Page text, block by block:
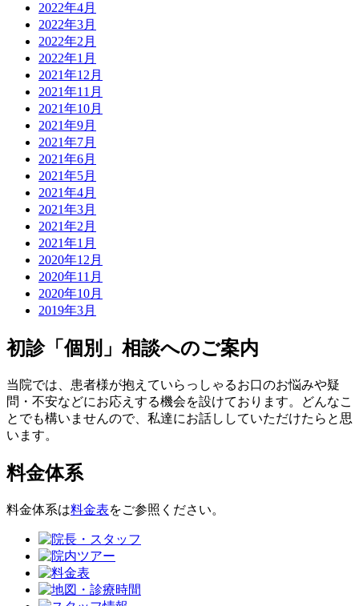
2022年4月
2022年3月
2022年2月
2022年1月
2021年12月
2021年11月
2021年10月
2021年9月
2021年7月
2021年6月
2021年5月
2021年4月
2021年3月
2021年2月
2021年1月
2020年12月
2020年11月
2020年10月
2019年3月
初診「個別」相談へのご案内
当院では、患者様が抱えていらっしゃるお口のお悩みや疑
問・不安などにお応えする機会を設けております。どんなこ
とでも構いませんので、私達にお話ししていただけたらと思
います。
料金体系
料金体系は料金表をご参照ください。